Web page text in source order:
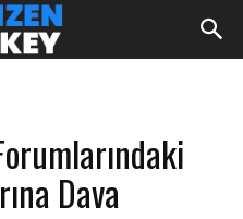
Dava